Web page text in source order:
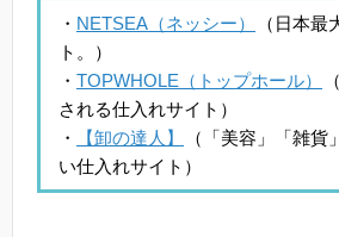
・ NETSEA（ネッシー）
（日本最
ト。）
・ TOPWHOLE（トップホール）
される仕入れサイト）
・
【卸の達人】
（「美容」「雑
い仕入れサイト）